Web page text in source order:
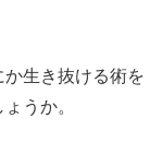
生き抜ける術を
うか。